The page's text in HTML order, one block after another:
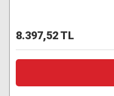
8.397,52 TL